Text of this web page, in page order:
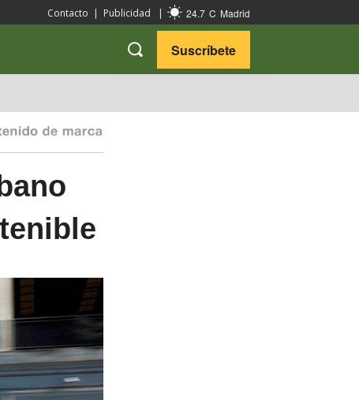
Contacto | Publicidad | 24.7 C Madrid
Suscríbete